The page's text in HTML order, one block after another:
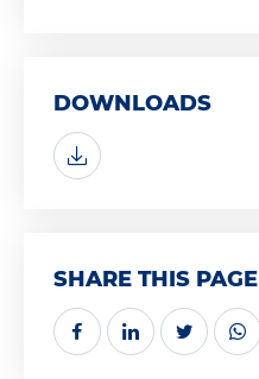
DOWNLOADS
SHARE THIS PAGE